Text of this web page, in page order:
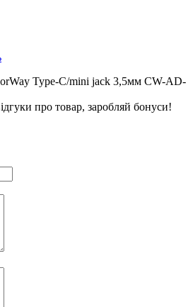
Type-C/mini jack 3,5мм CW-AD-
про товар, заробляй бонуси!